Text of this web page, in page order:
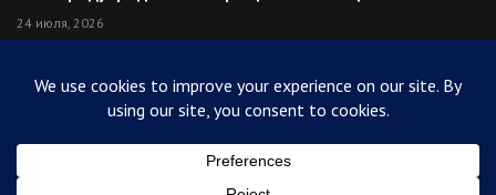
24 июля, 2026
Премьер Ирака прибыл в Тегеран с миром
Палестина высмеяла Израиль после финала ЧМ